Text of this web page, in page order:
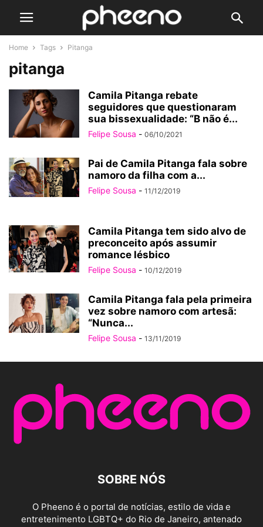
Home Tags Pitanga
pitanga
Camila Pitanga rebate
seguidores que questionaram
sua bissexualidade: “B não é...
Felipe Sousa - 06/10/2021
Pai de Camila Pitanga fala sobre
namoro da filha com a...
Felipe Sousa - 11/12/2019
Camila Pitanga tem sido alvo de
preconceito após assumir
romance lésbico
Felipe Sousa - 10/12/2019
Camila Pitanga fala pela primeira
vez sobre namoro com artesã:
“Nunca...
Felipe Sousa - 13/11/2019
SOBRE NÓS
O Pheeno é o portal de notícias, estilo de vida e
entretenimento LGBTQ+ do Rio de Janeiro, antenado